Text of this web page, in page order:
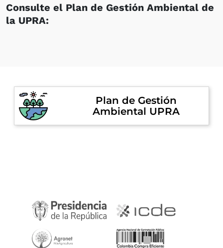
Consulte el Plan de Gestión Ambiental de
la UPRA:
Plan de Gestión
Ambiental UPRA